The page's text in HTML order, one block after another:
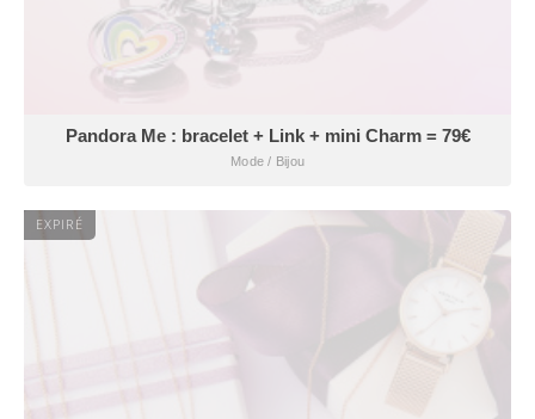
Pandora Me : bracelet + Link + mini Charm = 79€
Mode / Bijou
EXPIRÉ